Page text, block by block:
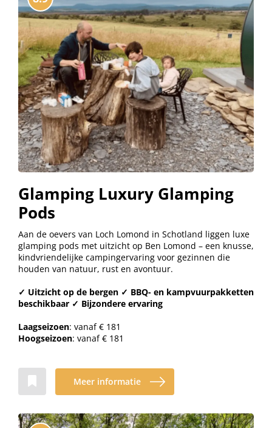
Glamping Luxury Glamping
Pods
Aan de oevers van Loch Lomond in Schotland liggen luxe
glamping pods met uitzicht op Ben Lomond – een knusse,
kindvriendelijke campingervaring voor gezinnen die
houden van natuur, rust en avontuur.
✓ Uitzicht op de bergen ✓ BBQ- en kampvuurpakketten
beschikbaar ✓ Bijzondere ervaring
Laagseizoen: vanaf € 181
Hoogseizoen: vanaf € 181
Meer informatie